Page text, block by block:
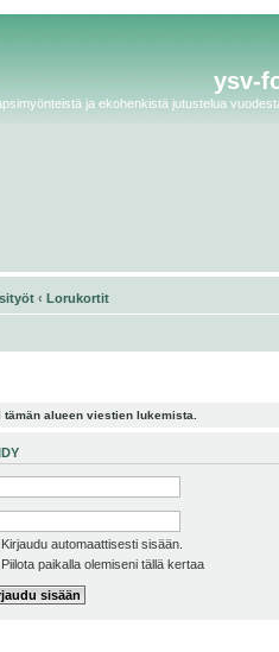
ysv-
ja ekohenkistä jutustelua
‹ Lorukortit
alueen viestien lukemista.
Kirjaudu automaattisesti sisään.
Piilota paikalla olemiseni tällä kertaa